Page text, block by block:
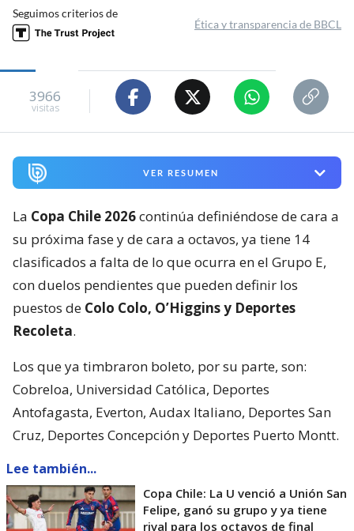
Seguimos criterios de
Ética y transparencia de BBCL
3966
visitas
VER RESUMEN
La Copa Chile 2026continúa definiéndose de cara a
su próxima fase y de cara a octavos, ya tiene 14
clasificados a falta de lo que ocurra en el Grupo E,
con duelos pendientes que pueden definir los
puestos de Colo Colo, O’Higgins y Deportes
Recoleta.
Los que ya timbraron boleto, por su parte, son:
Cobreloa, Universidad Católica, Deportes
Antofagasta, Everton, Audax Italiano, Deportes San
Cruz, Deportes Concepción y Deportes Puerto Montt.
Lee también...
Copa Chile: La U venció a Unión San
Felipe, ganó su grupo y ya tiene
rival para los octavos de final